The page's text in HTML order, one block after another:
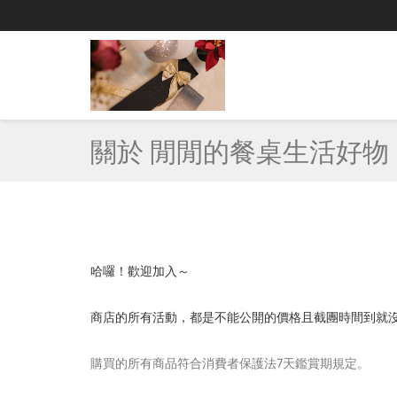
關於 閒閒的餐桌生活好物
哈囉！歡迎加入～
商店的所有活動，都是不能公開的價格且截團時間到就
購買的所有商品符合消費者保護法7天鑑賞期規定。